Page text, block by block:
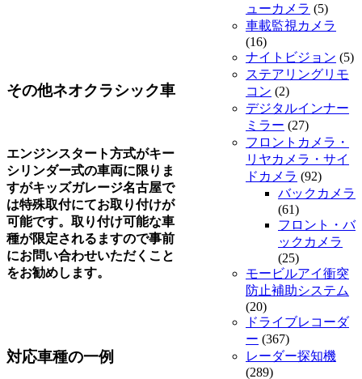
その他ネオクラシック車
エンジンスタート方式がキー
シリンダー式の車両に限りま
すがキッズガレージ名古屋で
は特殊取付にてお取り付けが
可能です。取り付け可能な車
種が限定されるますので事前
にお問い合わせいただくこと
をお勧めします。
対応車種の一例
ューカメラ (5)
車載監視カメラ
(16)
ナイトビジョン (5)
ステアリングリモ
コン (2)
デジタルインナー
ミラー (27)
フロントカメラ・
リヤカメラ・サイ
ドカメラ (92)
バックカメラ
(61)
フロント・バ
ックカメラ
(25)
モービルアイ衝突
防止補助システム
(20)
ドライブレコーダ
ー (367)
レーダー探知機
(289)